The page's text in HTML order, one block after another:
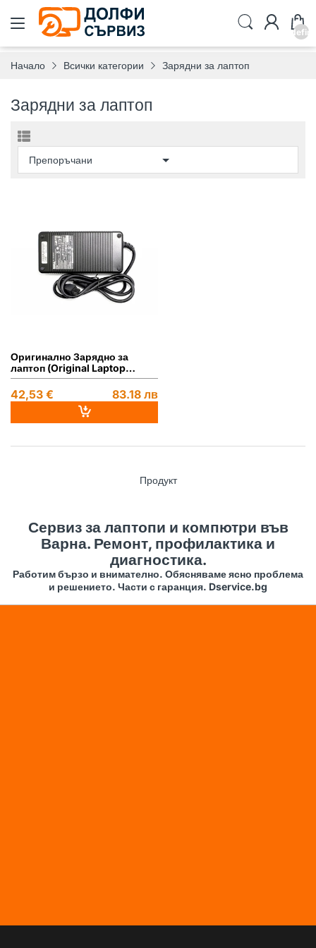
Начало Всички категории Зарядни за лаптоп
Зарядни за лаптоп
Оригинално Зарядно за
лаптоп (Original Laptop
Adapter) Dell - 12V / 18A /
220W - (8 Holes)
42,53 € 83.18 лв
Продукт
Сервиз за лаптопи и компютри във
Варна. Ремонт, профилактика и
диагностика.
Работим бързо и внимателно. Обясняваме ясно проблема
и решението. Части с гаранция. Dservice.bg